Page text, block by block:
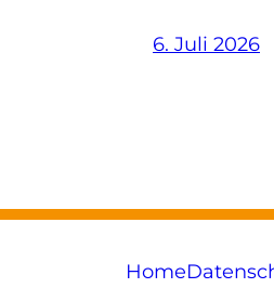
6. Juli 2026
Home